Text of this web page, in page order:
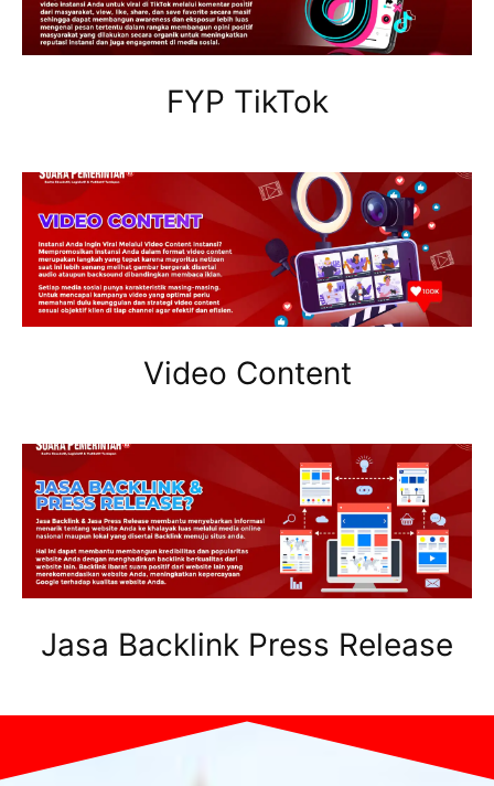
FYP TikTok
Video Content
Jasa Backlink Press Release